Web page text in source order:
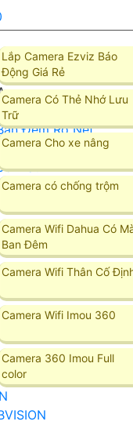
Đêm Rõ Nét
Màu
Lắp Camera Ezviz Báo
Động Giá Rẻ
Camera Có Thẻ Nhớ Lưu
Trữ
Camera Cho xe nâng
Camera có chống trộm
Camera Wifi Dahua Có
Ban Đêm
Camera Wifi Thân Cố
Camera Wifi Imou 360
Camera 360 Imou Full
color